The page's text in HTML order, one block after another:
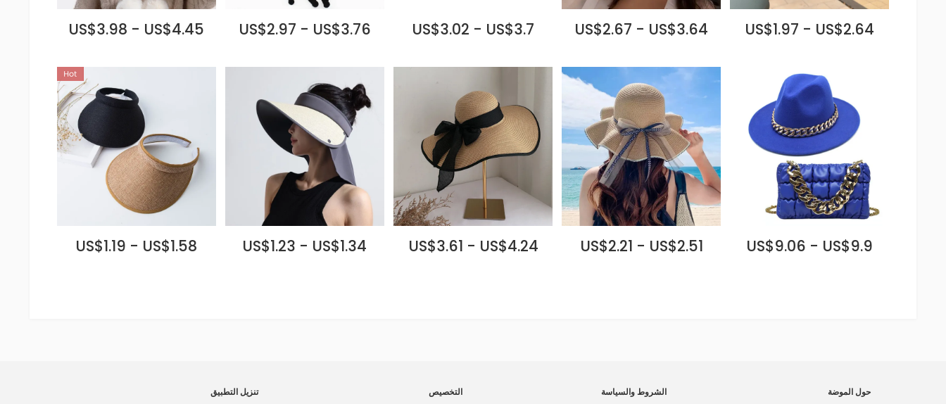
US$1.97 - US$2.64
US$2.67 - US$3.64
US$3.02 - US$3.7
US$2.97 - US$3.76
US$3.98 - US$4.45
US$9.06 - US$9.9
US$2.21 - US$2.51
US$3.61 - US$4.24
US$1.23 - US$1.34
US$1.19 - US$1.58
حول الموضة الشروط والسياسة التخصيص تنزيل التطبيق